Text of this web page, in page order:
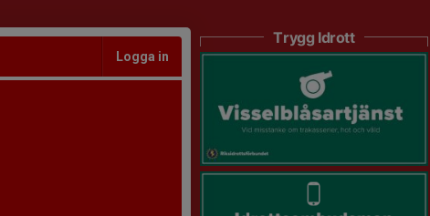
Logga in
Trygg Idrott